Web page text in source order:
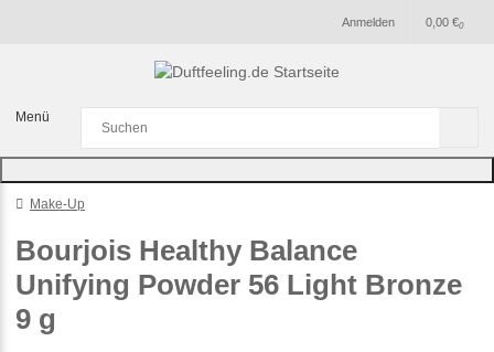
Anmelden 0
0,00 €
Menü
Make-Up
Bourjois Healthy Balance
Unifying Powder 56 Light Bronze
9 g